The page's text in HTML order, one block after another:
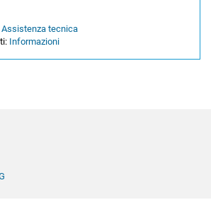
Assistenza tecnica
Informazioni